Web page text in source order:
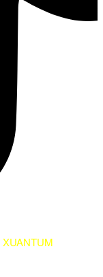
XUANTUM